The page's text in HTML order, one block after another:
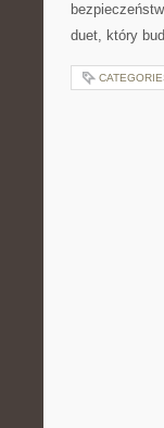
duet, który